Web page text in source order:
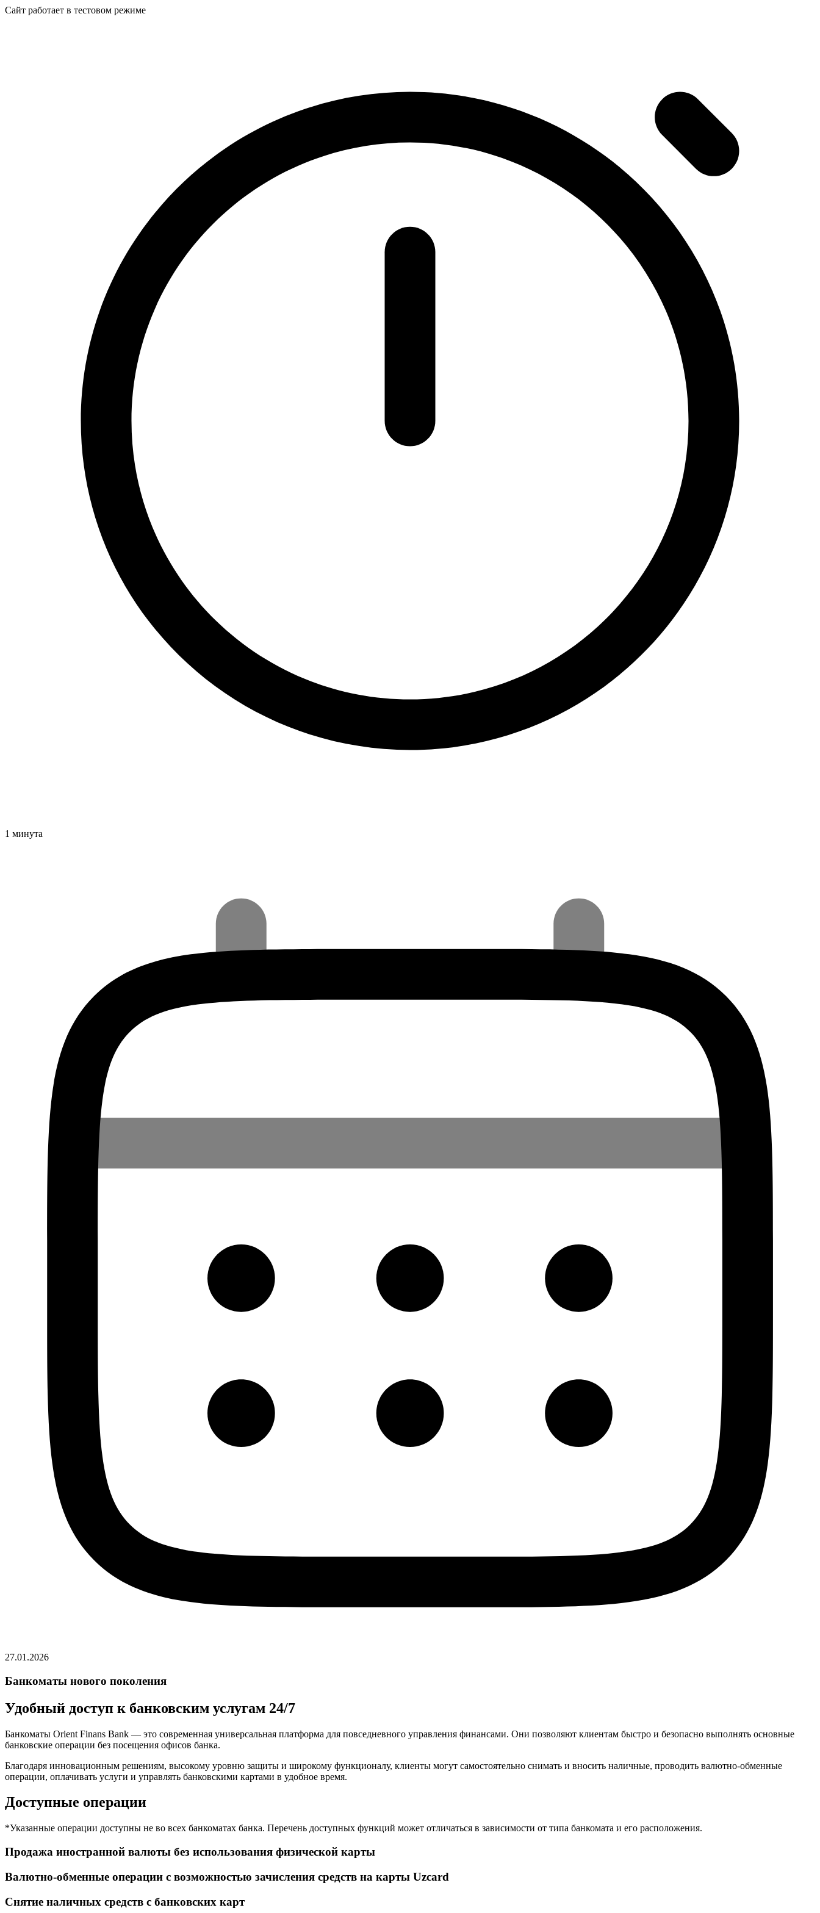
Сайт работает в тестовом режиме
1 минута
27.01.2026
Банкоматы нового поколения
Удобный доступ к банковским услугам 24/7
Банкоматы Orient Finans Bank — это современная универсальная платформа для повседневного управления финансами. Они позволяют клиентам быстро и безопасно выполнять основные
банковские операции без посещения офисов банка.
Благодаря инновационным решениям, высокому уровню защиты и широкому функционалу, клиенты могут самостоятельно снимать и вносить наличные, проводить валютно-обменные
операции, оплачивать услуги и управлять банковскими картами в удобное время.
Доступные операции
*Указанные операции доступны не во всех банкоматах банка. Перечень доступных функций может отличаться в зависимости от типа банкомата и его расположения.
Продажа иностранной валюты без использования физической карты
Валютно-обменные операции с возможностью зачисления средств на карты Uzcard
Снятие наличных средств с банковских карт